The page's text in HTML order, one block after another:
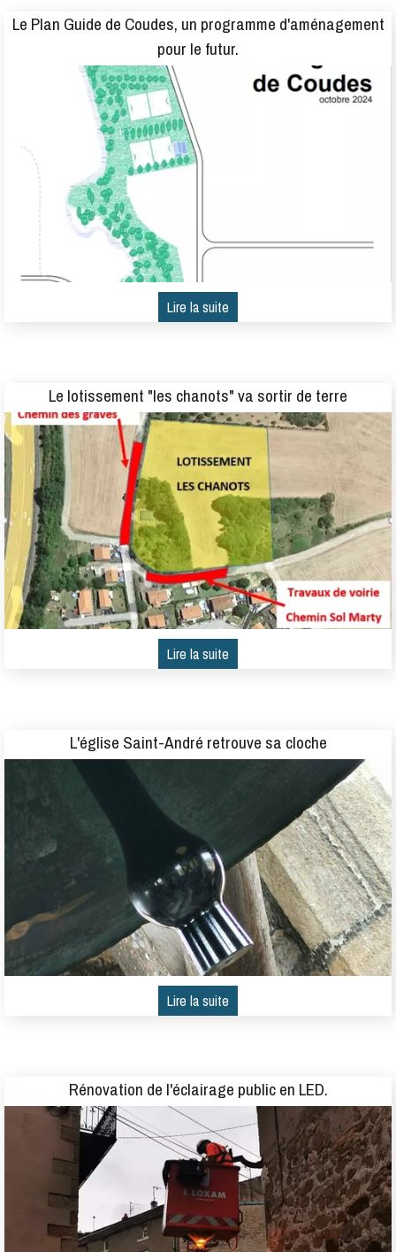
Le Plan Guide de Coudes, un programme d'aménagement
pour le futur.
Le lotissement "les chanots" va sortir de terre
L'église Saint-André retrouve sa cloche
Rénovation de l'éclairage public en LED.